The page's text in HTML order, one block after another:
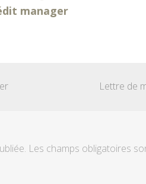
manager
Lettre de
Les champs obligatoires